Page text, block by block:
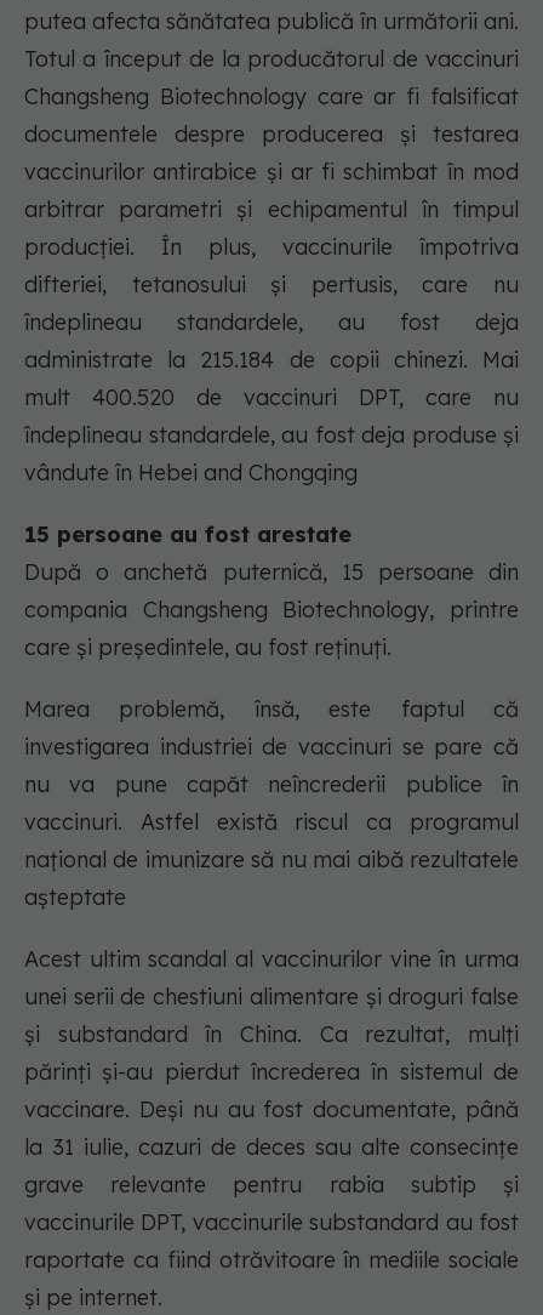
putea afecta sănătatea publică în următorii ani.
Totul a început de la producătorul de vaccinuri
Changsheng Biotechnology care ar fi falsificat
documentele despre producerea și testarea
vaccinurilor antirabice și ar fi schimbat în mod
arbitrar parametri și echipamentul în timpul
producției. În plus, vaccinurile împotriva
difteriei, tetanosului și pertusis, care nu
îndeplineau standardele, au fost deja
administrate la 215.184 de copii chinezi. Mai
mult 400.520 de vaccinuri DPT, care nu
îndeplineau standardele, au fost deja produse și
vândute în Hebei and Chongqing
15 persoane au fost arestate
După o anchetă puternică, 15 persoane din
compania Changsheng Biotechnology, printre
care și președintele, au fost reținuți.
Marea problemă, însă, este faptul că
investigarea industriei de vaccinuri se pare că
nu va pune capăt neîncrederii publice în
vaccinuri. Astfel există riscul ca programul
național de imunizare să nu mai aibă rezultatele
așteptate
Acest ultim scandal al vaccinurilor vine în urma
unei serii de chestiuni alimentare și droguri false
și substandard în China. Ca rezultat, mulți
părinți și-au pierdut încrederea în sistemul de
vaccinare. Deși nu au fost documentate, până
la 31 iulie, cazuri de deces sau alte consecințe
grave relevante pentru rabia subtip și
vaccinurile DPT, vaccinurile substandard au fost
raportate ca fiind otrăvitoare în mediile sociale
și pe internet.